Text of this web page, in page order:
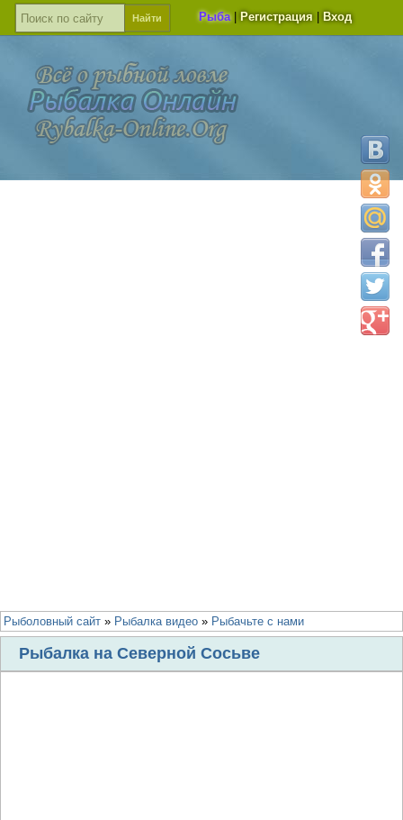
Рыба| Регистрация Вход
Рыболовный сайт » Рыбалка видео » Рыбачьте с нами
Рыбалка на Северной Сосьве